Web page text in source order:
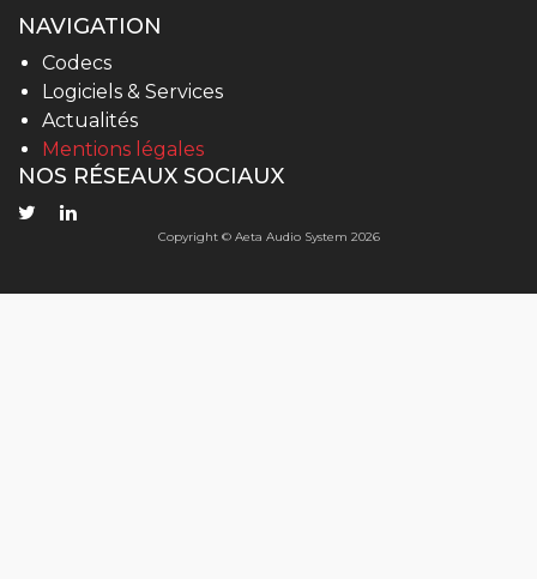
NAVIGATION
Codecs
Logiciels & Services
Actualités
Mentions légales
NOS RÉSEAUX SOCIAUX
Copyright © Aeta Audio System 2026